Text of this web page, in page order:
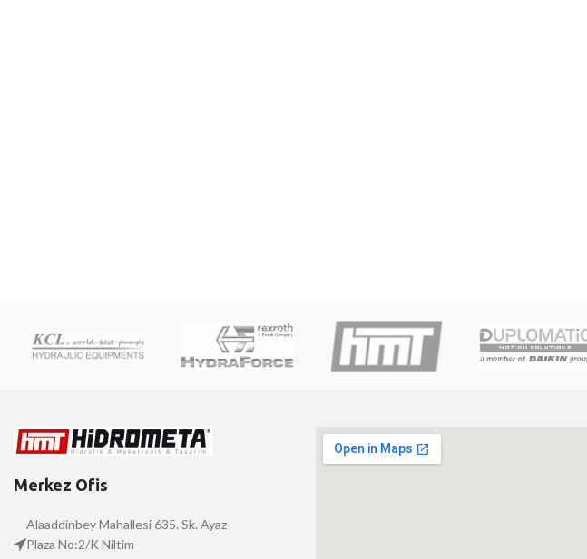
Merkez Ofis
Alaaddinbey Mahallesi 635. Sk. Ayaz
Plaza No:2/K Niltim